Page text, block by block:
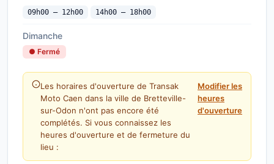
09h00 — 12h00 14h00 — 18h00
Dimanche
● Fermé
Les horaires d'ouverture de Transak
Moto Caen dans la ville de Bretteville-
sur-Odon n'ont pas encore été
complétés. Si vous connaissez les
heures d'ouverture et de fermeture du
lieu :
Modifier les
heures
d'ouverture